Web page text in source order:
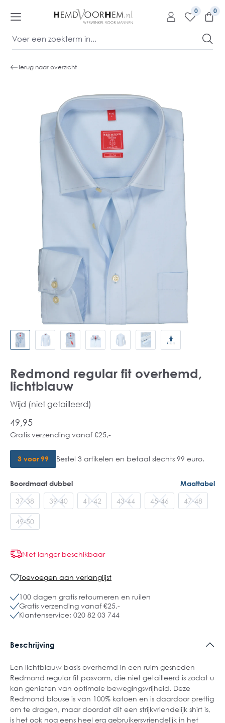
0
Terug naar overzicht
Redmond regular fit overhemd,
lichtblauw
Wijd (niet getailleerd)
49,95
Gratis verzending vanaf €25,-
3 voor 99 Bestel 3 artikelen en betaal slechts 99 euro.
Boordmaat dubbel Maattabel
37-38 39-40 41-42 43-44 45-46 47-48
49-50
Niet langer beschikbaar
Toevoegen aan verlanglijst
100 dagen gratis retourneren en ruilen
Gratis verzending vanaf €25,-
Klantenservice: 020 82 03 744
Beschrijving
Een lichtblauw basis overhemd in een ruim gesneden
Redmond regular fit pasvorm, die niet getailleerd is zodat u
kan genieten van optimale bewegingsvrijheid. Deze
Redmond blouse is van 100% katoen en is daardoor prettig
om te dragen, maar doordat dit een strijkvriendelijk shirt is,
is het ook nog eens heel erg gebruikersvriendelijk in het